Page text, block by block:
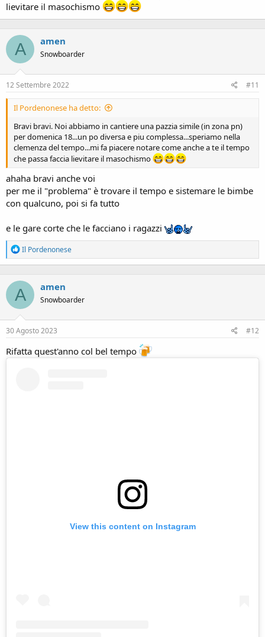
lievitare il masochismo
A amen
Snowboarder
12 Settembre 2022 #11
Il Pordenonese ha detto:
Bravi bravi. Noi abbiamo in cantiere una pazzia simile (in zona pn)
per domenica 18...un po diversa e piu complessa...speriamo nella
clemenza del tempo...mi fa piacere notare come anche a te il tempo
che passa faccia lievitare il masochismo
ahaha bravi anche voi
per me il "problema" è trovare il tempo e sistemare le bimbe
con qualcuno, poi si fa tutto
e le gare corte che le facciano i ragazzi
R
e
a
i
n
:
Il Pordenonese
A amen
Snowboarder
30 Agosto 2023 #12
Rifatta quest'anno col bel tempo
View this content on Instagram